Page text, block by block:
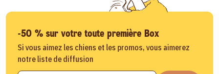
-50 % sur votre toute première Box
Si vous aimez les chiens et les promos, vous aimerez
notre liste de diffusion